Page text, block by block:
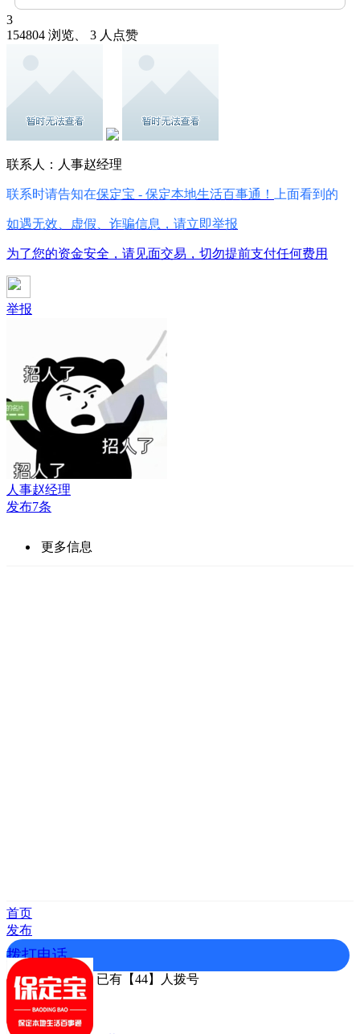
3
154804 浏览、 3 人点赞
联系人：人事赵经理
联系时请告知在保定宝 - 保定本地生活百事通！ 上面看到的
如遇无效、虚假、诈骗信息，请立即举报
为了您的资金安全，请见面交易，切勿提前支付任何费用
举报
人事赵经理
发布7条
更多信息
首页
发布
拨打电话
点击拨打电话，已有【44】人拨号